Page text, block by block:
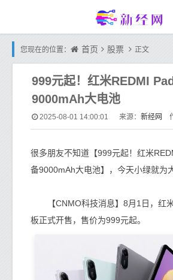
您现在的位置： 首页 股票 正文
999元起！红米REDMI
9000mAh大电池
2025-08-01 14:00:01 来源： 新经网
很多朋友不知道【999元起！红米
备9000mAh大电池】，今天小绿就为
【CNMO科技消息】8月1日，红
板正式开售，售价为999元起。